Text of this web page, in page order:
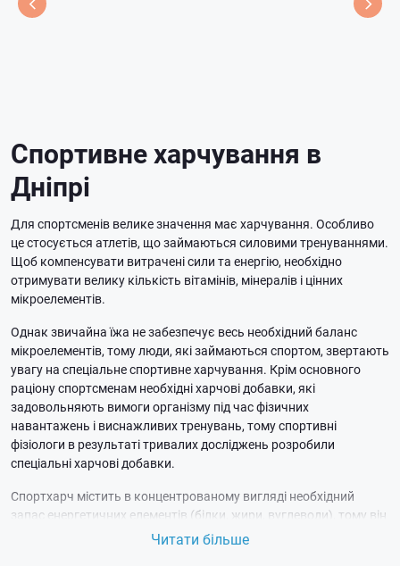
Спортивне харчування в
Дніпрі
Для спортсменів велике значення має харчування. Особливо
це стосується атлетів, що займаються силовими тренуваннями.
Щоб компенсувати витрачені сили та енергію, необхідно
отримувати велику кількість вітамінів, мінералів і цінних
мікроелементів.
Однак звичайна їжа не забезпечує весь необхідний баланс
мікроелементів, тому люди, які займаються спортом, звертають
увагу на спеціальне спортивне харчування. Крім основного
раціону спортсменам необхідні харчові добавки, які
задовольняють вимоги організму під час фізичних
навантажень і виснажливих тренувань, тому спортивні
фізіологи в результаті тривалих досліджень розробили
спеціальні харчові добавки.
Спортхарч містить в концентрованому вигляді необхідний
запас енергетичних елементів (білки, жири, вуглеводи), тому він
добре користується попито серед спортсменів у всіх містах
Читати більше